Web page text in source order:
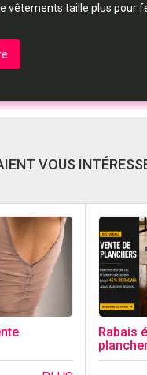
vêtements taille plus pour
VOUS
Rabais